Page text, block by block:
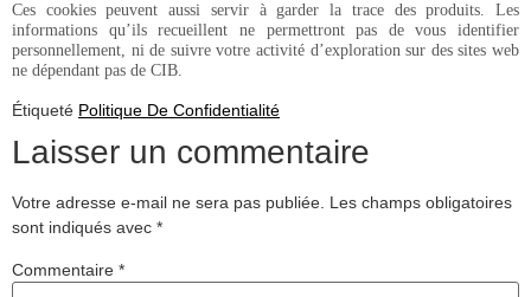
Ces cookies peuvent aussi servir à garder la trace des produits. Les
informations qu’ils recueillent ne permettront pas de vous identifier
personnellement, ni de suivre votre activité d’exploration sur des sites web
ne dépendant pas de CIB.
Étiqueté Politique De Confidentialité
Laisser un commentaire
Votre adresse e-mail ne sera pas publiée. Les champs obligatoires
sont indiqués avec *
Commentaire *